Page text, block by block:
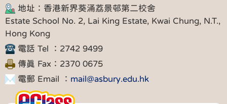
地址：香港新界葵涌荔景邨第二校舍
Estate School No. 2, Lai King Estate, Kwai Chung, N.T.,
Hong Kong
電話 Tel ：2742 9499
傳真 Fax：2370 0675
電郵 Email ： mail@asbury.edu.hk